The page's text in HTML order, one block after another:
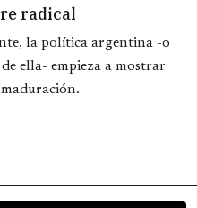
radical
la política argentina -o
ella- empieza a mostrar